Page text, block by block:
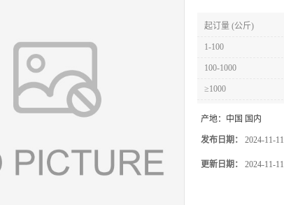
起订量 (公斤)
1-100
100-1000
≥1000
产地： 中国 国内
发布日期： 2024-11-11
更新日期： 2024-11-11